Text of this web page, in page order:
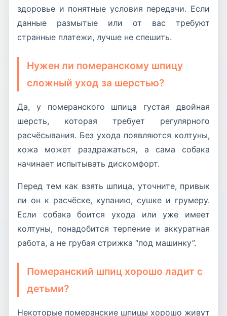
здоровье и понятные условия передачи. Если
данные размытые или от вас требуют
странные платежи, лучше не спешить.
Нужен ли померанскому шпицу
сложный уход за шерстью?
Да, у померанского шпица густая двойная
шерсть, которая требует регулярного
расчёсывания. Без ухода появляются колтуны,
кожа может раздражаться, а сама собака
начинает испытывать дискомфорт.
Перед тем как взять шпица, уточните, привык
ли он к расчёске, купанию, сушке и грумеру.
Если собака боится ухода или уже имеет
колтуны, понадобится терпение и аккуратная
работа, а не грубая стрижка “под машинку”.
Померанский шпиц хорошо ладит с
детьми?
Некоторые померанские шпицы хорошо живут